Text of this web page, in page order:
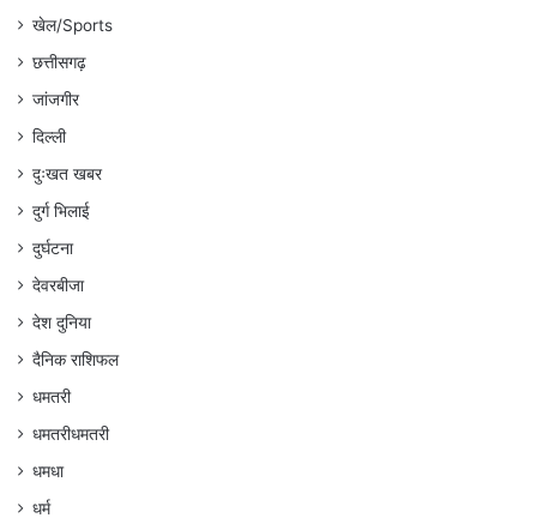
खेल/Sports
छत्तीसगढ़
जांजगीर
दिल्ली
दुःखत खबर
दुर्ग भिलाई
दुर्घटना
देवरबीजा
देश दुनिया
दैनिक राशिफल
धमतरी
धमतरीधमतरी
धमधा
धर्म